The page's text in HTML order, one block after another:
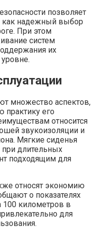
позволяет
как надежный выбор
При этом
систем
их
множество аспектов,
его
относится
звукоизоляции и
Мягкие сиденья
длительных
подходящим для
относят экономию
о показателях
100 километров в
для